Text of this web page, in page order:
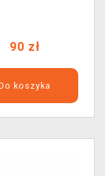
90 zł
koszyka